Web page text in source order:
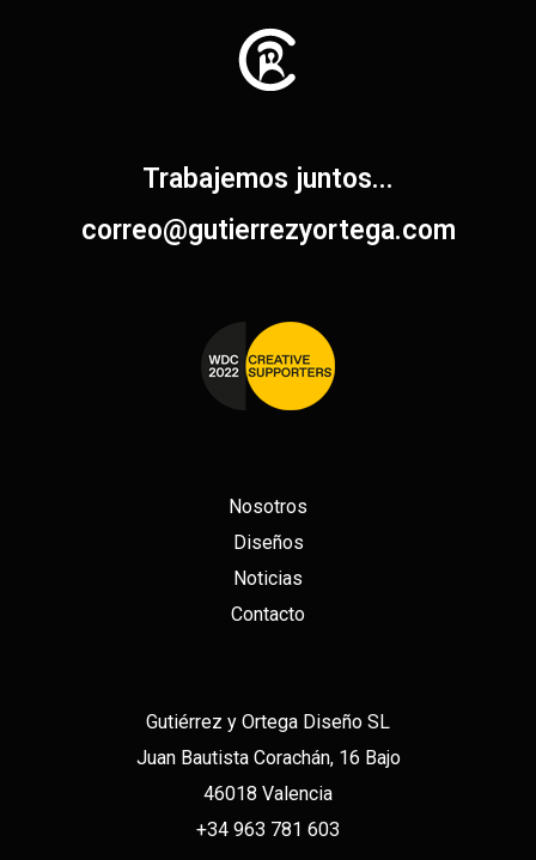
Trabajemos juntos...
correo@gutierrezyortega.com​
Nosotros
Diseños
Noticias
Contacto
Gutiérrez y Ortega Diseño SL
Juan Bautista Corachán, 16 Bajo
46018 Valencia
+34 963 781 603